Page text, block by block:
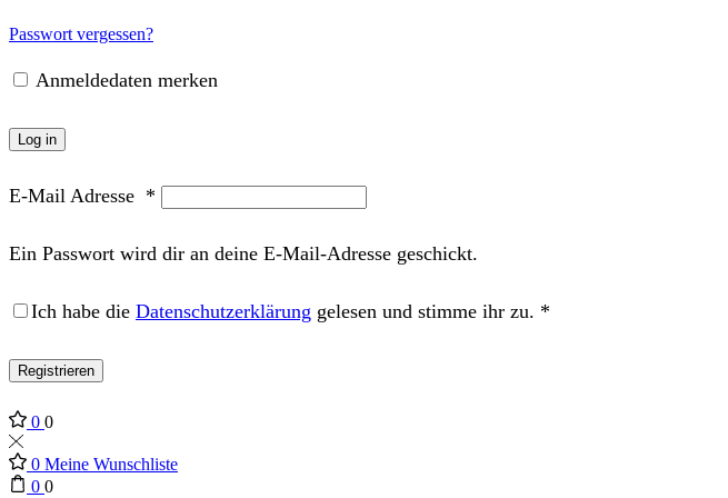
Passwort vergessen?
Anmeldedaten merken
Log in
E-Mail Adresse *
Ein Passwort wird dir an deine E-Mail-Adresse geschickt.
Ich habe die Datenschutzerklärung gelesen und stimme ihr zu. *
Registrieren
0 0
0 Meine Wunschliste
0 0